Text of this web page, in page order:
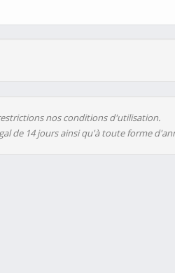
nos conditions d'utilisation.
de 14 jours ainsi qu'à toute forme